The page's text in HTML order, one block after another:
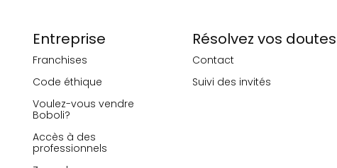
Entreprise
Franchises
Code éthique
Voulez-vous vendre
Boboli?
Accès à des
professionnels
Résolvez vos doutes
Contact
Suivi des invités